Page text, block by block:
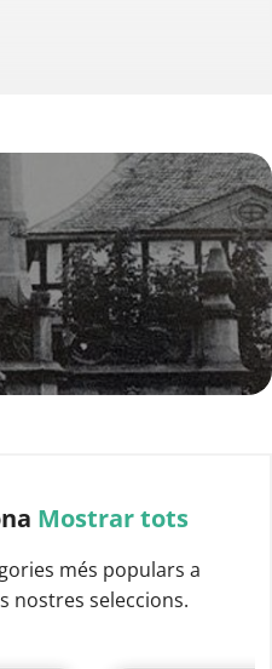
Mostrar tots
més populars a
nostres seleccions.